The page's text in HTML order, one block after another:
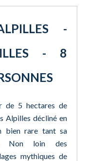
-
- 8
de 5 hectares de
Alpilles décliné en
bien rare tant sa
Non loin des
mythiques de